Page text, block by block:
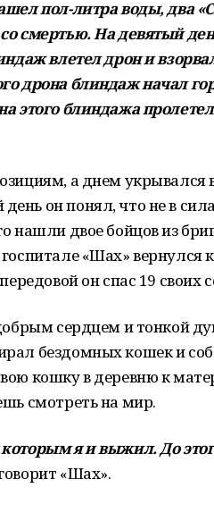
пол-литра воды, два
смертью. На девятый
влетел дрон и
дрона блиндаж начал
этого блиндажа
а днем укрывался
он понял, что не в
нашли двое бойцов из
«Шах» вернулся
он спас 19 своих
сердцем и тонкой
бездомных кошек и
кошку в деревню к
смотреть на мир.
я и выжил. До
«Шах».